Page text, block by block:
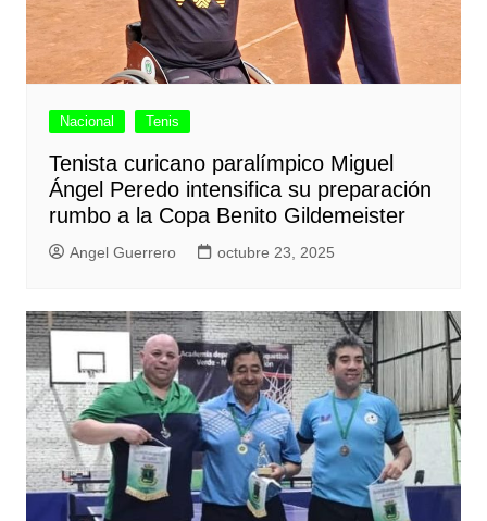
Nacional Tenis
Tenista curicano paralímpico Miguel
Ángel Peredo intensifica su preparación
rumbo a la Copa Benito Gildemeister
Angel Guerrero octubre 23, 2025